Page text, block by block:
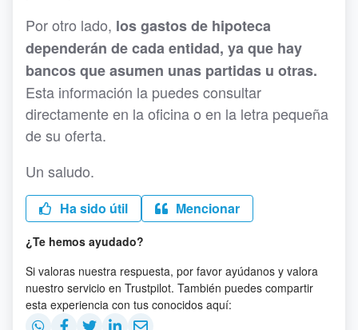
Por otro lado, los gastos de hipoteca
dependerán de cada entidad, ya que hay
bancos que asumen unas partidas u otras.
Esta información la puedes consultar
directamente en la oficina o en la letra pequeña
de su oferta.
Un saludo.
Ha sido útil Mencionar
¿Te hemos ayudado?
Si valoras nuestra respuesta, por favor ayúdanos y valora
nuestro servicio en Trustpilot. También puedes compartir
esta experiencia con tus conocidos aquí: